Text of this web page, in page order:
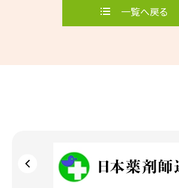
一覧へ戻る